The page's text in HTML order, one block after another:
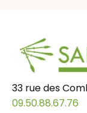
33 rue des
09.50.88.67.76